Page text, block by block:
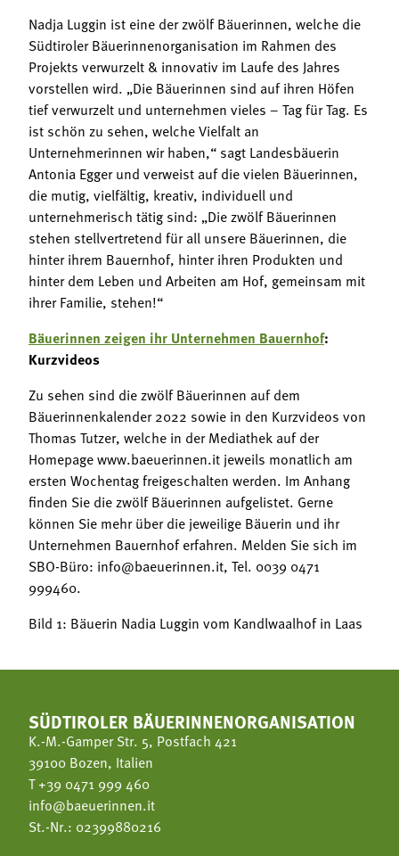
Nadja Luggin ist eine der zwölf Bäuerinnen, welche die
Südtiroler Bäuerinnenorganisation im Rahmen des
Projekts verwurzelt & innovativ im Laufe des Jahres
vorstellen wird. „Die Bäuerinnen sind auf ihren Höfen
tief verwurzelt und unternehmen vieles – Tag für Tag. Es
ist schön zu sehen, welche Vielfalt an
Unternehmerinnen wir haben,“ sagt Landesbäuerin
Antonia Egger und verweist auf die vielen Bäuerinnen,
die mutig, vielfältig, kreativ, individuell und
unternehmerisch tätig sind: „Die zwölf Bäuerinnen
stehen stellvertretend für all unsere Bäuerinnen, die
hinter ihrem Bauernhof, hinter ihren Produkten und
hinter dem Leben und Arbeiten am Hof, gemeinsam mit
ihrer Familie, stehen!“
Bäuerinnen zeigen ihr Unternehmen Bauernhof:
Kurzvideos
Zu sehen sind die zwölf Bäuerinnen auf dem
Bäuerinnenkalender 2022 sowie in den Kurzvideos von
Thomas Tutzer, welche in der Mediathek auf der
Homepage www.baeuerinnen.it jeweils monatlich am
ersten Wochentag freigeschalten werden. Im Anhang
finden Sie die zwölf Bäuerinnen aufgelistet. Gerne
können Sie mehr über die jeweilige Bäuerin und ihr
Unternehmen Bauernhof erfahren. Melden Sie sich im
SBO-Büro: info@baeuerinnen.it, Tel. 0039 0471
999460.
Bild 1: Bäuerin Nadia Luggin vom Kandlwaalhof in Laas
SÜDTIROLER BÄUERINNENORGANISATION
K.-M.-Gamper Str. 5, Postfach 421
39100 Bozen, Italien
T+39 0471 999 460
info@baeuerinnen.it
St.-Nr.: 02399880216